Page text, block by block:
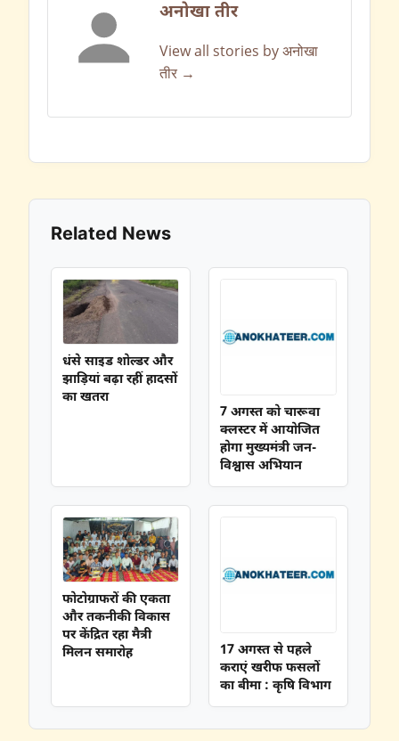
अनोखा तीर
View all stories by अनोखा
तीर →
Related News
धंसे साइड शोल्डर और
झाड़ियां बढ़ा रहीं हादसों
का खतरा
7 अगस्त को चारूवा
क्लस्टर में आयोजित
होगा मुख्यमंत्री जन-
विश्वास अभियान
फोटोग्राफरों की एकता
और तकनीकी विकास
पर केंद्रित रहा मैत्री
मिलन समारोह
17 अगस्त से पहले
कराएं खरीफ फसलों
का बीमा : कृषि विभाग